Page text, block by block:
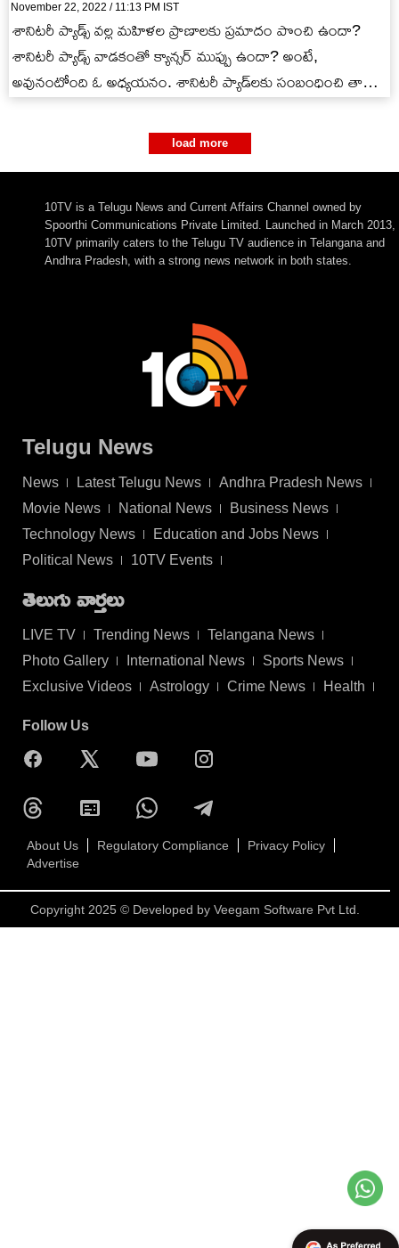
November 22, 2022 / 11:13 PM IST
శానిటరీ ప్యాడ్స్ వల్ల మహిళల ప్రాణాలకు ప్రమాదం పొంచి ఉందా?
శానిటరీ ప్యాడ్స్ వాడకంతో క్యాన్సర్ ముప్పు ఉందా? అంటే,
అవునంటోంది ఓ అధ్యయనం. శానిటరీ ప్యాడ్‌లకు సంబంధించి తాజా
load more
10TV is a Telugu News and Current Affairs Channel owned by
Spoorthi Communications Private Limited. Launched in March 2013,
10TV primarily caters to the Telugu TV audience in Telangana and
Andhra Pradesh, with a strong news network in both states.
Telugu News
News Latest Telugu News
Andhra Pradesh News
Movie News
National News
Business News
Technology News
Education and Jobs News
Political News
10TV Events
తెలుగు వార్తలు
LIVE TV Trending News
Telangana News
Photo Gallery
International News
Sports News
Exclusive Videos
Astrology Crime News Health
Follow Us
About Us Regulatory Compliance
Privacy Policy
Advertise
Copyright 2025 © Developed by Veegam Software Pvt Ltd.